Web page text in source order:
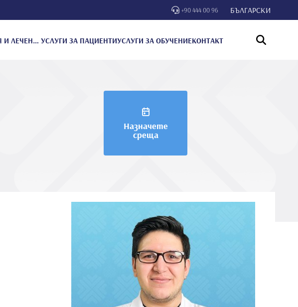
+90 444 00 96 БЪЛГАРСКИ
ОТДЕЛЕНИЯ И ЛЕЧЕНИЕ УСЛУГИ ЗА ПАЦИЕНТИУСЛУГИ ЗА ОБУЧЕНИЕКОНТАКТ
Назначете
среща